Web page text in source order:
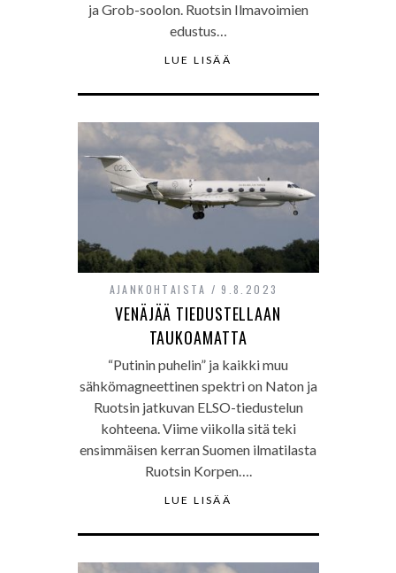
ja Grob-soolon. Ruotsin Ilmavoimien
edustus…
LUE LISÄÄ
AJANKOHTAISTA 9.8.2023
VENÄJÄÄ TIEDUSTELLAAN
TAUKOAMATTA
“Putinin puhelin” ja kaikki muu
sähkömagneettinen spektri on Naton ja
Ruotsin jatkuvan ELSO-tiedustelun
kohteena. Viime viikolla sitä teki
ensimmäisen kerran Suomen ilmatilasta
Ruotsin Korpen….
LUE LISÄÄ